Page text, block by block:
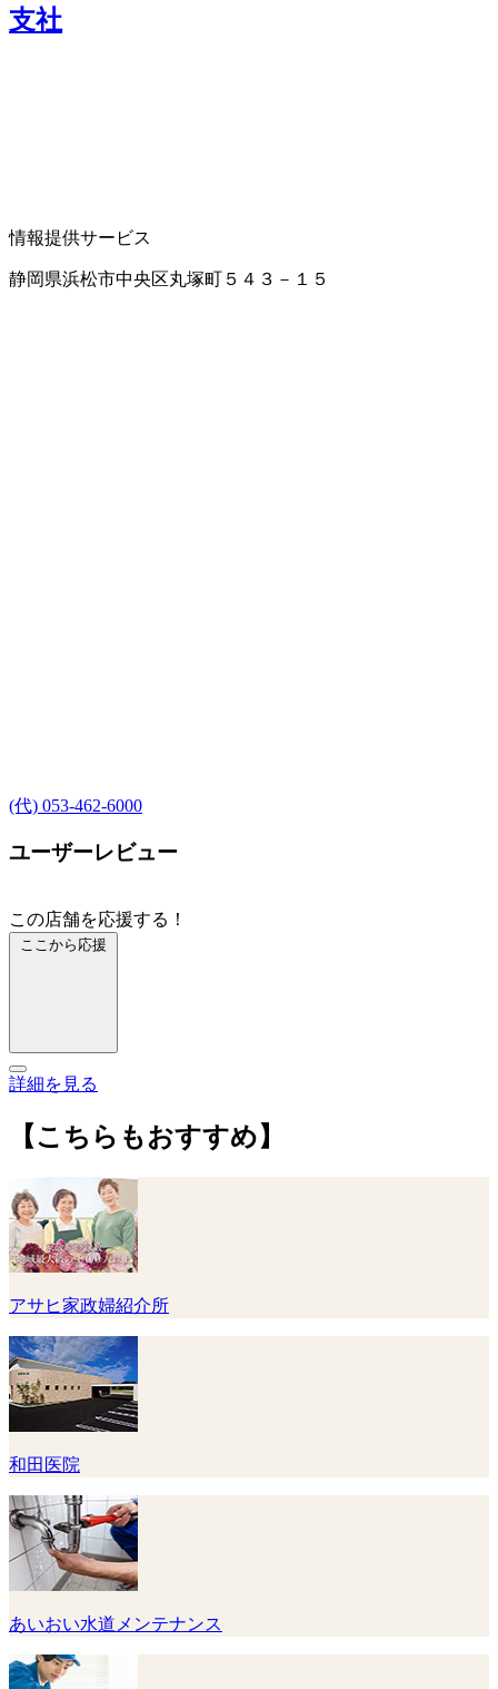
支社
情報提供サービス
静岡県浜松市中央区丸塚町５４３－１５
(代) 053-462-6000
ユーザーレビュー
この店舗を応援する！
ここから応援
詳細を見る
【こちらもおすすめ】
アサヒ家政婦紹介所
和田医院
あいおい水道メンテナンス